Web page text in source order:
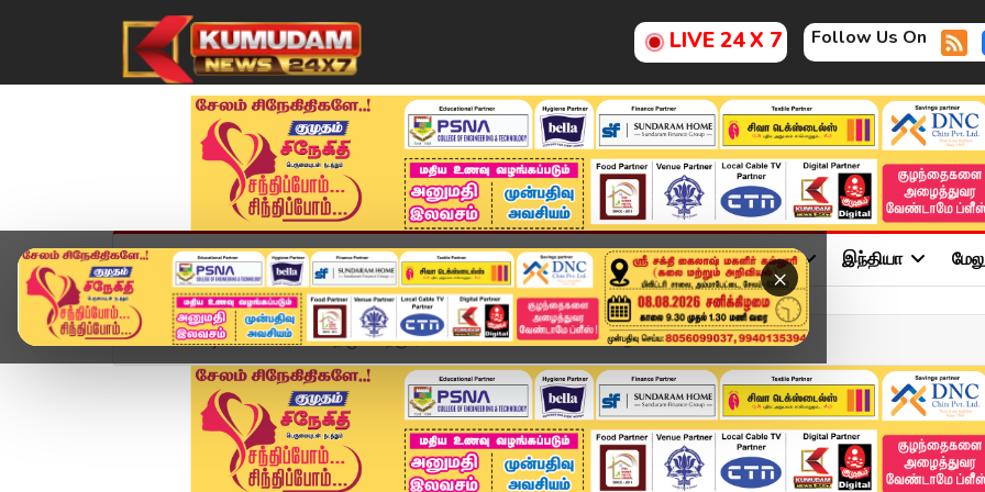
LIVE 24 X 7 Follow Us On
×
முகப்பு விளையாட்டு அண்மை தமிழ்நாடு சினிமா அரசியல் விளையாட்டு இந்தியா
Home வீடியோ ஸ்டோரி "திமுகவிற்கு ஏன் வாக்களிக்கவில்லை.." Sad-ஆன மேய...